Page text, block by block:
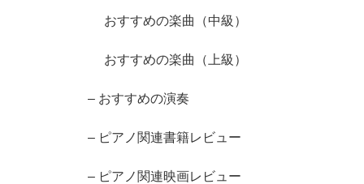
おすすめの楽曲（中級）
おすすめの楽曲（上級）
– おすすめの演奏
– ピアノ関連書籍レビュー
– ピアノ関連映画レビュー